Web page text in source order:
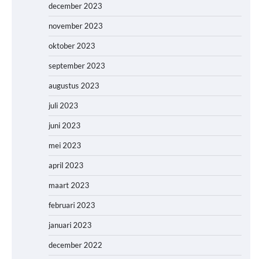
december 2023
november 2023
oktober 2023
september 2023
augustus 2023
juli 2023
juni 2023
mei 2023
april 2023
maart 2023
februari 2023
januari 2023
december 2022